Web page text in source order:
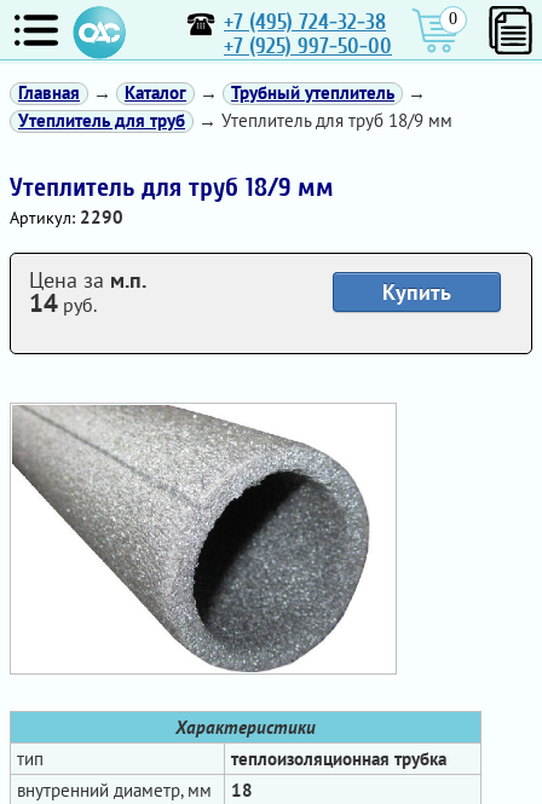
+7 (495) 724-32-38
+7 (925) 997-50-00
0
Главная → Каталог → Трубный утеплитель
→
Утеплитель для труб
→ Утеплитель для труб 18/9 мм
Утеплитель для труб 18/9 мм
Артикул: 2290
Характеристики
тип
теплоизоляционная трубка
внутренний диаметр, мм
18
Купить
Цена за м.п.
14 руб.